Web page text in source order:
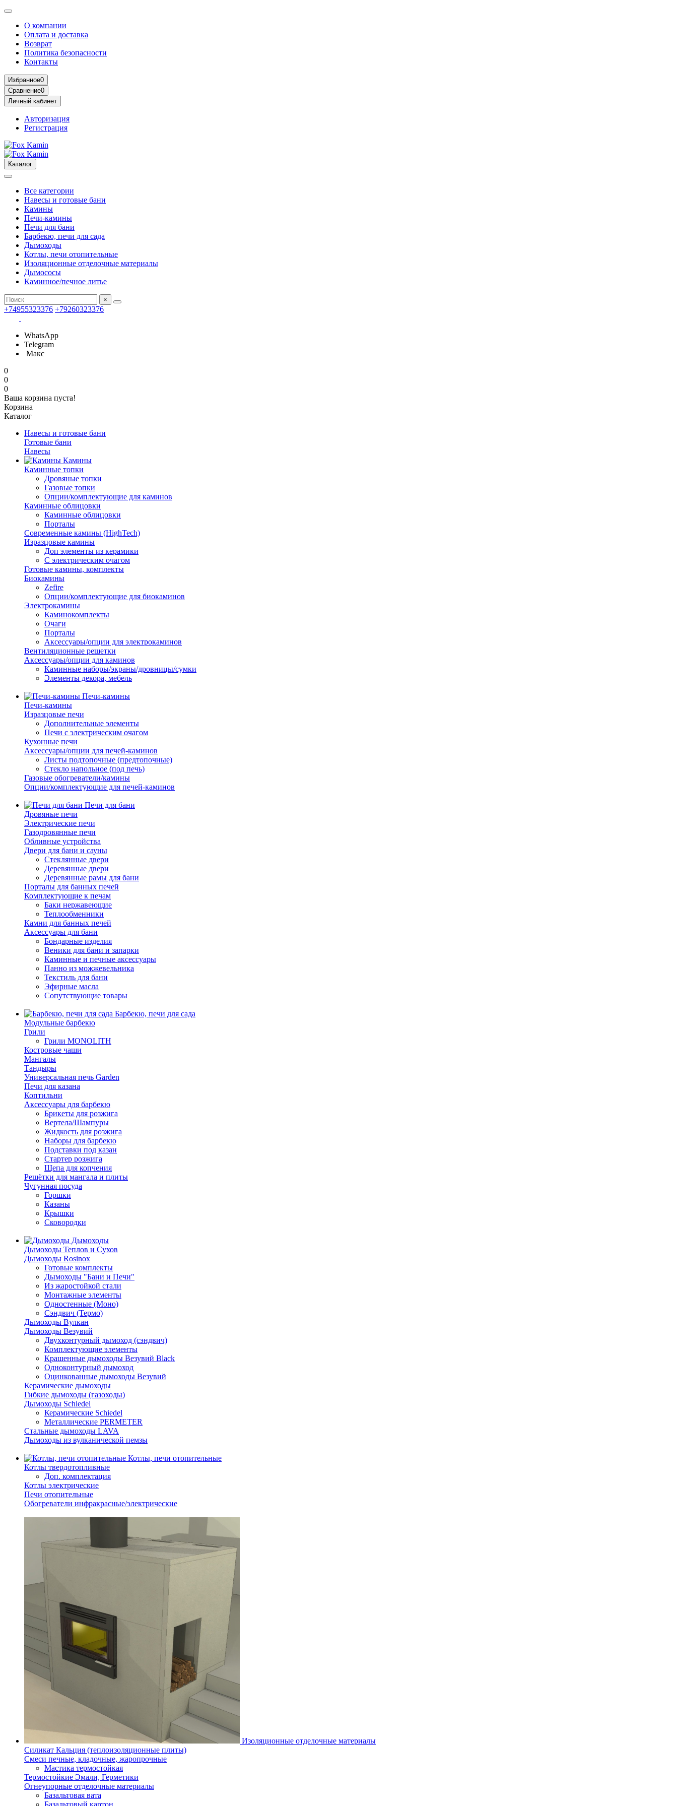
О компании
Оплата и доставка
Возврат
Политика безопасности
Контакты
Избранное0
Сравнение0
Личный кабинет
Авторизация
Регистрация
Каталог
Все категории
Навесы и готовые бани
Камины
Печи-камины
Печи для бани
Барбекю, печи для сада
Дымоходы
Котлы, печи отопительные
Изоляционные отделочные материалы
Дымососы
Каминное/печное литье
×
+74955323376 +79260323376
WhatsApp
Telegram
Макс
0
0
0
Ваша корзина пуста!
Корзина
Каталог
Навесы и готовые бани
Готовые бани
Навесы
Камины
Каминные топки
Дровяные топки
Газовые топки
Опции/комплектующие для каминов
Каминные облицовки
Каминные облицовки
Порталы
Современные камины (HighTech)
Изразцовые камины
Доп элементы из керамики
С электрическим очагом
Готовые камины, комплекты
Биокамины
Zefire
Опции/комплектующие для биокаминов
Электрокамины
Каминокомплекты
Очаги
Порталы
Аксессуары/опции для электрокаминов
Вентиляционные решетки
Аксессуары/опции для каминов
Каминные наборы/экраны/дровницы/сумки
Элементы декора, мебель
Печи-камины
Печи-камины
Изразцовые печи
Дополнительные элементы
Печи с электрическим очагом
Кухонные печи
Аксессуары/опции для печей-каминов
Листы подтопочные (предтопочные)
Стекло напольное (под печь)
Газовые обогреватели/камины
Опции/комплектующие для печей-каминов
Печи для бани
Дровяные печи
Электрические печи
Газодровянные печи
Обливные устройства
Двери для бани и сауны
Стеклянные двери
Деревянные двери
Деревянные рамы для бани
Порталы для банных печей
Комплектующие к печам
Баки нержавеющие
Теплообменники
Камни для банных печей
Аксессуары для бани
Бондарные изделия
Веники для бани и запарки
Каминные и печные аксессуары
Панно из можжевельника
Текстиль для бани
Эфирные масла
Сопутствующие товары
Барбекю, печи для сада
Модульные барбекю
Грили
Грили MONOLITH
Костровые чаши
Мангалы
Тандыры
Универсальная печь Garden
Печи для казана
Коптильни
Аксессуары для барбекю
Брикеты для розжига
Вертела/Шампуры
Жидкость для розжига
Наборы для барбекю
Подставки под казан
Стартер розжига
Щепа для копчения
Решётки для мангала и плиты
Чугунная посуда
Горшки
Казаны
Крышки
Сковородки
Дымоходы
Дымоходы Теплов и Сухов
Дымоходы Rosinox
Готовые комплекты
Дымоходы "Бани и Печи"
Из жаростойкой стали
Монтажные элементы
Одностенные (Моно)
Сэндвич (Термо)
Дымоходы Вулкан
Дымоходы Везувий
Двухконтурный дымоход (сэндвич)
Комплектующие элементы
Крашенные дымоходы Везувий Black
Одноконтурный дымоход
Оцинкованные дымоходы Везувий
Керамические дымоходы
Гибкие дымоходы (газоходы)
Дымоходы Schiedel
Керамические Schiedel
Металлические PERMETER
Стальные дымоходы LAVA
Дымоходы из вулканической пемзы
Котлы, печи отопительные
Котлы твердотопливные
Доп. комплектация
Котлы электрические
Печи отопительные
Обогреватели инфракрасные/электрические
Изоляционные отделочные материалы
Силикат Кальция (теплоизоляционные плиты)
Смеси печные, кладочные, жаропрочные
Мастика термостойкая
Термостойкие Эмали, Герметики
Огнеупорные отделочные материалы
Базальтовая вата
Базальтовый картон